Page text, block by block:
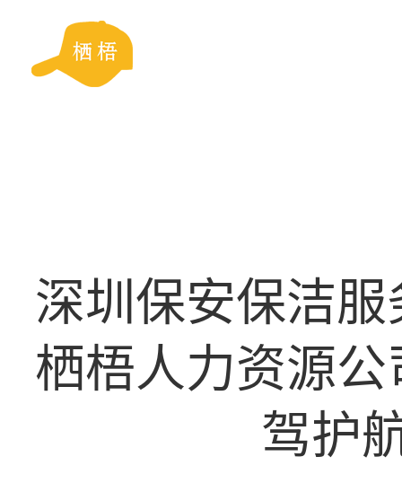
深圳保安保洁
栖梧人力资源
驾护